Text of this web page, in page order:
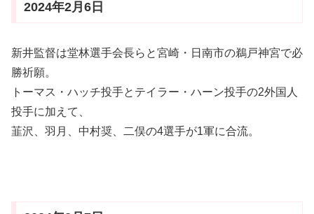
2024年2月6日
新井監督は堂林選手会長らと宮崎・日南市の鵜戸神宮で必
勝祈願。
トーマス・ハッチ投手とテイラー・ハーン投手の2外国人
投手に加えて、
韮沢、羽月、中村奨、二俣の4選手が1軍に合流。